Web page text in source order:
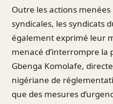
Outre les actions
syndicales, les syndicats
également exprimé leur
menacé d’interrompre la
Gbenga Komolafe,
nigériane de
que des mesures